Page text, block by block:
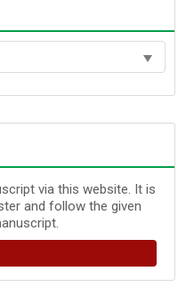
via this website. It is
and follow the given